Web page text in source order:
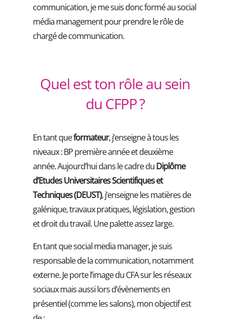
communication, je me suis donc formé au social
média management pour prendre le rôle de
chargé de communication.
Quel est ton rôle au sein
du CFPP ?
En tant queformateur, j’enseigne à tous les
niveaux : BP première année et deuxième
année. Aujourd’hui dans le cadre duDiplôme
d’Etudes Universitaires Scientifiques et
Techniques (DEUST), j’enseigne les matières de
galénique, travaux pratiques, législation, gestion
et droit du travail. Une palette assez large.
En tant que social media manager, je suis
responsable de la communication, notamment
externe. Je porte l’image du CFA sur les réseaux
sociaux mais aussi lors d’évènements en
présentiel (comme les salons), mon objectif est